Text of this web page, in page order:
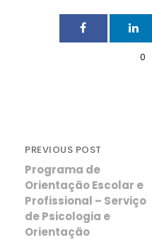
0
PREVIOUS POST
Programa de
Orientação Escolar e
Profissional – Serviço
de Psicologia e
Orientação